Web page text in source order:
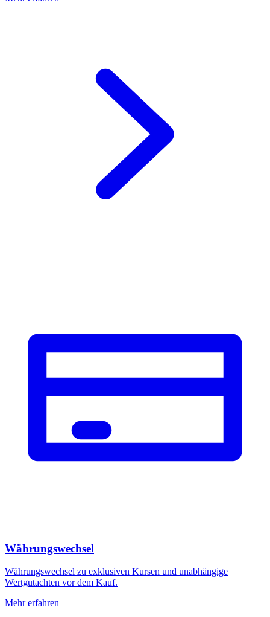
Währungswechsel
Währungswechsel zu exklusiven Kursen und unabhängige
Wertgutachten vor dem Kauf.
Mehr erfahren